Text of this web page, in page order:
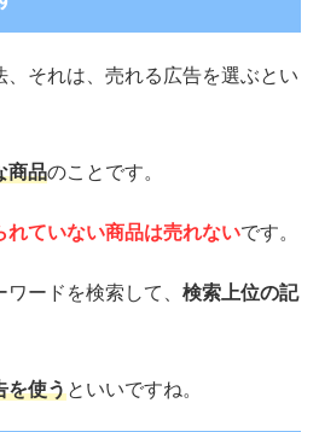
、それは、売れる広告を選ぶとい
商品のことです。
れていない商品は売れないです。
ードを検索して、 検索上位の記
を使うといいですね。